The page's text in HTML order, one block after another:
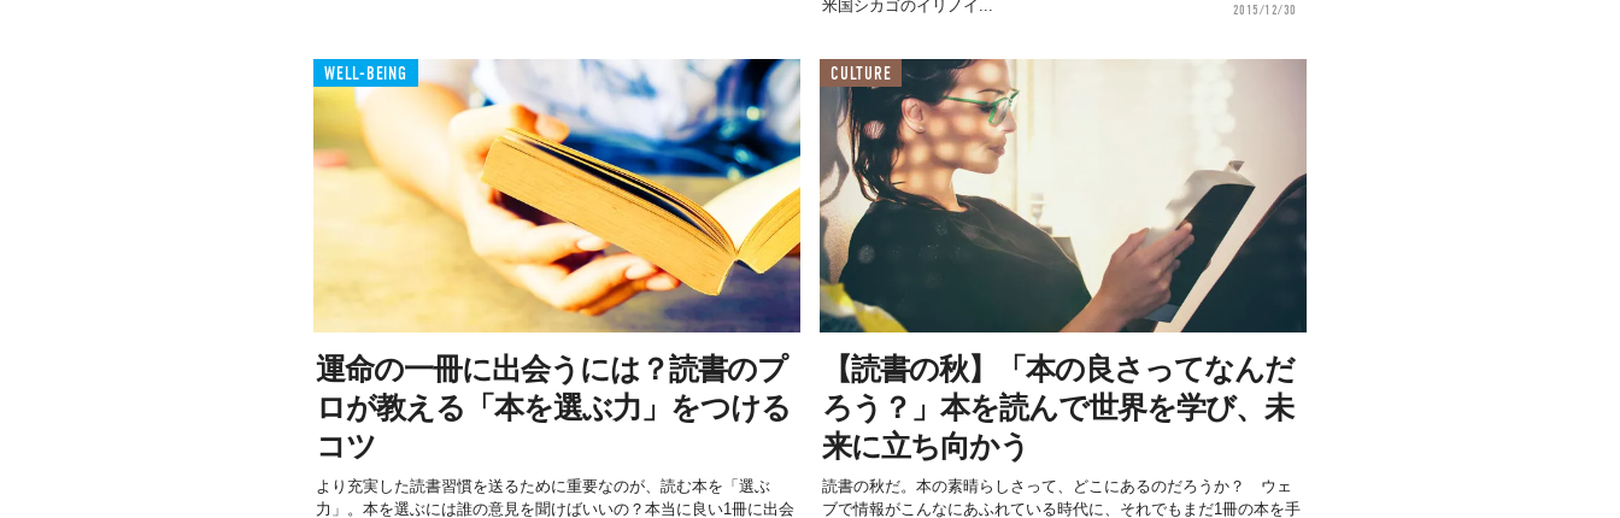
米国シカゴのイリノイ...
2015/12/30
WELL-BEING
運命の一冊に出会うには？読書のプ
ロが教える「本を選ぶ力」をつける
コツ
より充実した読書習慣を送るために重要なのが、読む本を「選ぶ
力」。本を選ぶには誰の意見を聞けばいいの？本当に良い1冊に出会
CULTURE
【読書の秋】「本の良さってなんだ
ろう？」本を読んで世界を学び、未
来に立ち向かう
読書の秋だ。本の素晴らしさって、どこにあるのだろうか？ ウェ
ブで情報がこんなにあふれている時代に、それでもまだ1冊の本を手